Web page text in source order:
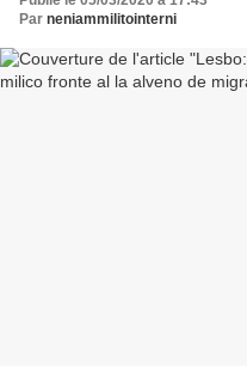
Par neniammilitointerni